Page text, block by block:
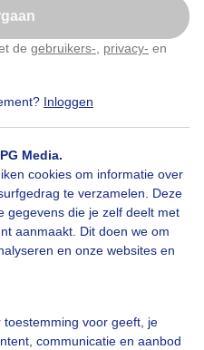
de gebruikers- privacy- en
Inloggen
Media.
cookies om informatie over
te verzamelen. Deze
gegevens die je zelf deelt met
aanmaakt. Dit doen we om
en onze websites en
voor geeft, je
communicatie en aanbod
zon!
14-05-2026, 55x bekeken
geduld aub...
te passen